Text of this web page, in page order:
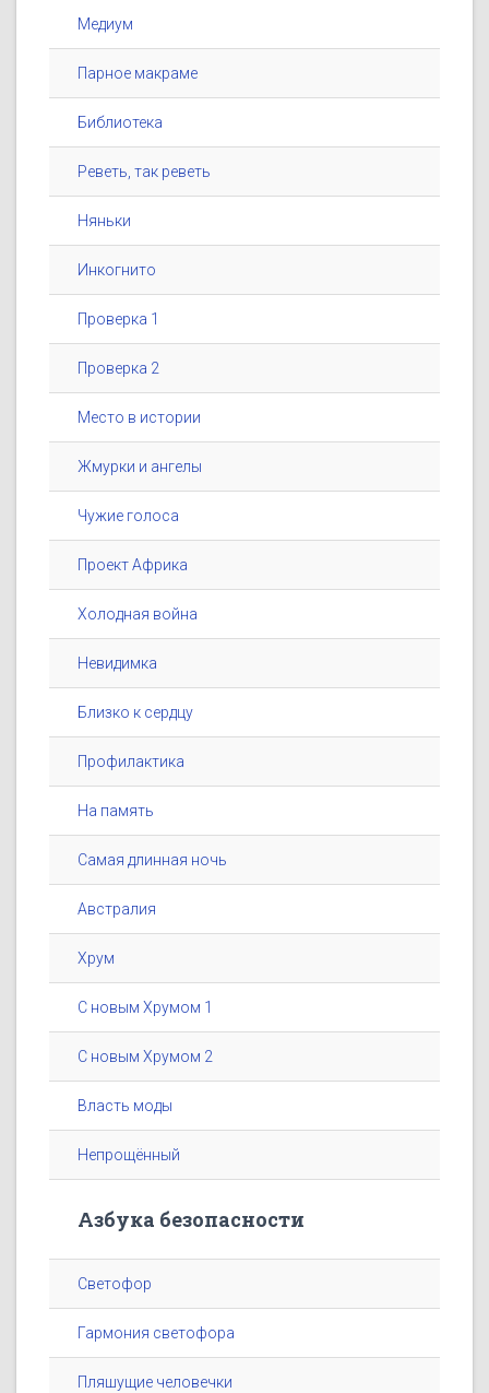
Медиум
Парное макраме
Библиотека
Реветь, так реветь
Няньки
Инкогнито
Проверка 1
Проверка 2
Место в истории
Жмурки и ангелы
Чужие голоса
Проект Африка
Холодная война
Невидимка
Близко к сердцу
Профилактика
На память
Самая длинная ночь
Австралия
Хрум
С новым Хрумом 1
С новым Хрумом 2
Власть моды
Непрощённый
Азбука безопасности
Светофор
Гармония светофора
Пляшущие человечки